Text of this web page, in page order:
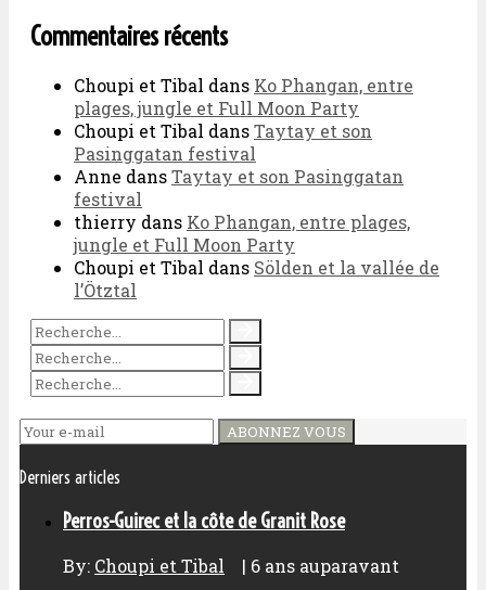
Commentaires récents
Choupi et Tibal dans Ko Phangan, entre
plages, jungle et Full Moon Party
Choupi et Tibal dansTaytay et son
Pasinggatan festival
Anne dansTaytay et son Pasinggatan
festival
thierry dans Ko Phangan, entre plages,
jungle et Full Moon Party
Choupi et Tibal dans Sölden et la vallée de
l’Ötztal
ABONNEZ VOUS
Derniers articles
Perros-Guirec et la côte de Granit Rose
By: Choupi et Tibal | 6 ans auparavant